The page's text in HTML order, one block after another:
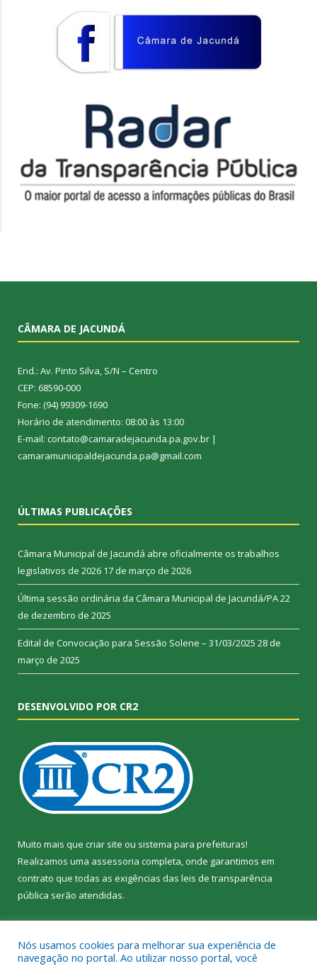
CÂMARA DE JACUNDÁ
End.: Av. Pinto Silva, S/N – Centro
CEP: 68590-000
Fone: (94) 99309-1690
Horário de atendimento: 08:00 às 13:00
E-mail: contato@camaradejacunda.pa.gov.br |
camaramunicipaldejacunda.pa@gmail.com
ÚLTIMAS PUBLICAÇÕES
Câmara Municipal de Jacundá abre oficialmente os trabalhos
legislativos de 2026 17 de março de 2026
Última sessão ordinária da Câmara Municipal de Jacundá/PA22
de dezembro de 2025
Edital de Convocação para Sessão Solene – 31/03/2025 28 de
março de 2025
DESENVOLVIDO POR CR2
Muito mais que criar site ou sistema para prefeituras!
Realizamos uma assessoria completa, onde garantimos em
contrato que todas as exigências das leis de transparência
pública serão atendidas.
Nós usamos cookies para melhorar sua experiência de
navegação no portal. Ao utilizar nosso portal, você